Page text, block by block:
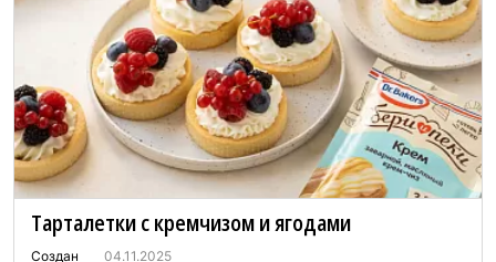
Тарталетки с кремчизом и ягодами
Создан 04.11.2025